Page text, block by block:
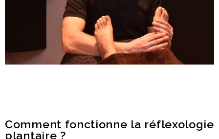
Comment fonctionne la réflexologie
plantaire ?